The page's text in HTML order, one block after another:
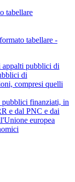
tabellare
tabellare -
appalti pubblici di
di
compresi quelli
pubblici finanziati, in
e dal PNC e dai
europea